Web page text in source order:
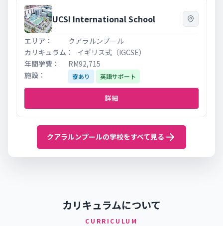
UCSI International School
クアラルンプール
イギリス式（IGCSE）
RM92,715
寮あり 英語サポート
詳細
クアラルンプールの学校をすべて見る
カリキュラムについて
CURRICULUM